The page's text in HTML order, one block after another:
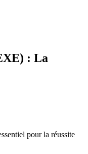
: La
pour la réussite